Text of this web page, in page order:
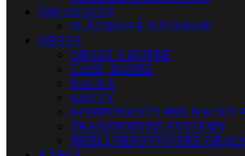
ORCHESTER
SLÁČIKOVÉ NÁSTROJE
OBALY
OBALY A KUFRE
CASE, KUFRE
RACKY
KRYTY
KOMPONENTY PRE RACKY
TRANSPORTNÉ SYSTÉMY
PRÍSLUŠENSTVO PRE